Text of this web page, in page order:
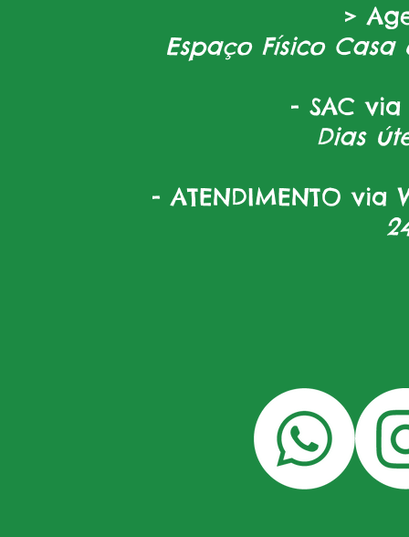
>
Espaço Físico Casa
- SAC via
Dias
- ATENDIMENTO via